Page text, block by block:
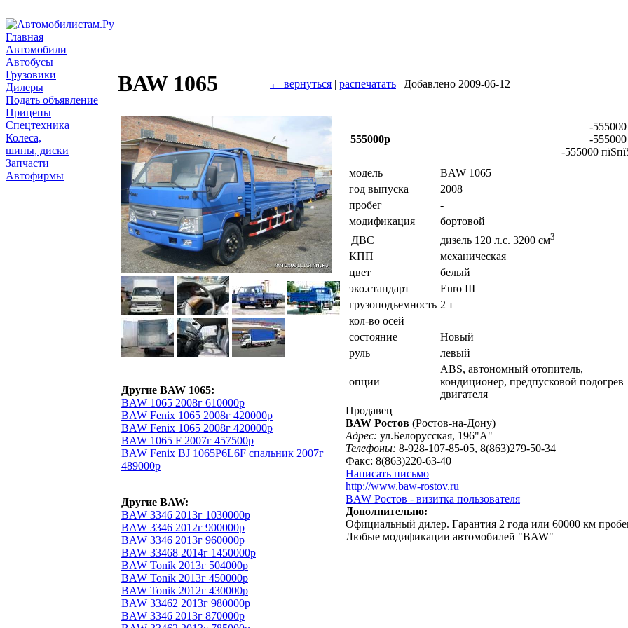
Главная
Автомобили
Автобусы
Грузовики
Дилеры
Подать объявление
Прицепы
Спецтехника
Колеса,
шины, диски
Запчасти
Автофирмы
BAW 1065 ← вернуться | распечатать | Добавлено 2009-06-12
Другие BAW 1065:
BAW 1065 2008г 610000р
BAW Fenix 1065 2008г 420000р
BAW Fenix 1065 2008г 420000р
BAW 1065 F 2007г 457500р
BAW Fenix BJ 1065P6L6F спальник 2007г
489000р
Другие BAW:
BAW 3346 2013г 1030000р
BAW 3346 2012г 900000р
BAW 3346 2013г 960000р
BAW 33468 2014г 1450000р
BAW Tonik 2013г 504000р
BAW Tonik 2013г 450000р
BAW Tonik 2012г 430000р
BAW 33462 2013г 980000р
BAW 3346 2013г 870000р
555000р
-
-
-555000
модель
BAW 1065
год выпуска
2008
пробег
-
модификация
бортовой
ДВС
дизель 120 л.с. 3200 см3
КПП
механическая
цвет
белый
эко.стандарт
Euro III
грузоподъемность 2 т
кол-во осей
—
состояние
Новый
руль
левый
опции
ABS, автономный отопитель,
кондиционер, предпусковой подогрев
двигателя
Продавец
BAW Ростов (Ростов-на-Дону)
Адрес: ул.Белорусская, 196"А"
Телефоны: 8-928-107-85-05, 8(863)279-50-34
Факс: 8(863)220-63-40
Написать письмо
http://www.baw-rostov.ru
BAW Ростов - визитка пользователя
Дополнительно:
Официальный дилер. Гарантия 2 года или 60000 км
Любые модификации автомобилей "BAW"